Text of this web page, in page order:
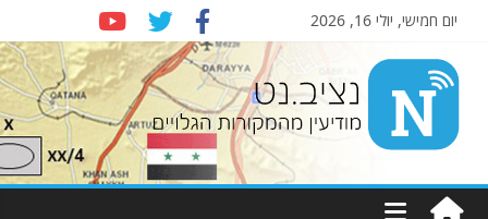
יום חמישי, יולי 16, 2026
Nziv.net
מודיעין
מהמקורות